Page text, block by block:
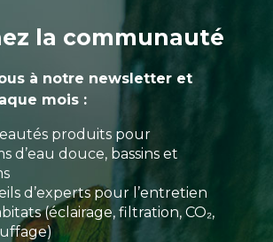
la communauté
à notre newsletter et
mois :
produits pour
d’eau douce, bassins et
d’experts pour l’entretien
(éclairage, filtration, CO₂,